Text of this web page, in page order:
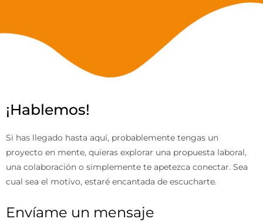
¡Hablemos!
Si has llegado hasta aquí, probablemente tengas un
proyecto en mente, quieras explorar una propuesta laboral,
una colaboración o simplemente te apetezca conectar. Sea
cual sea el motivo, estaré encantada de escucharte.
Envíame un mensaje